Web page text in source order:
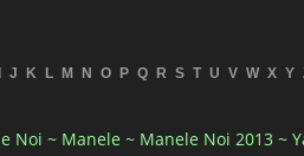
J K L M N O P Q R S T U V W X Y
Noi ~ Manele ~ Manele Noi 2013 ~